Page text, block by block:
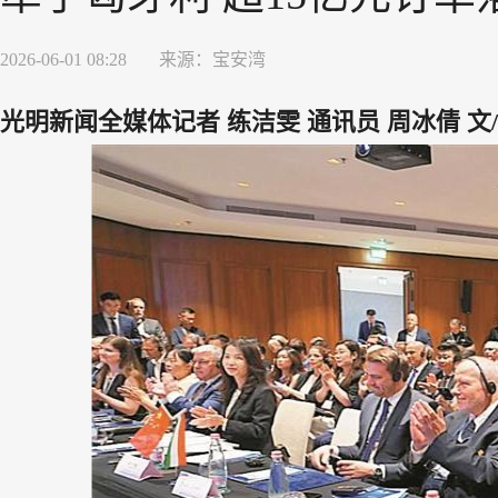
2026-06-01 08:28 来源： 宝安湾
光明新闻全媒体记者 练洁雯 通讯员 周冰倩 文